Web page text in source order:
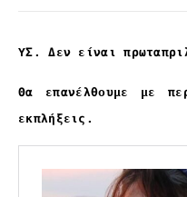
ΥΣ. Δεν είναι
Θα επανέλθουμε με
εκπλήξεις.